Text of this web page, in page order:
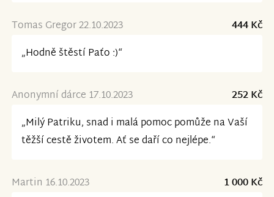
Tomas Gregor 22.10.2023
444 Kč
„Hodně štěstí Paťo :)“
Anonymní dárce 17.10.2023
252 Kč
„Milý Patriku, snad i malá pomoc pomůže na Vaší
těžší cestě životem. Ať se daří co nejlépe.“
Martin 16.10.2023
1 000 Kč